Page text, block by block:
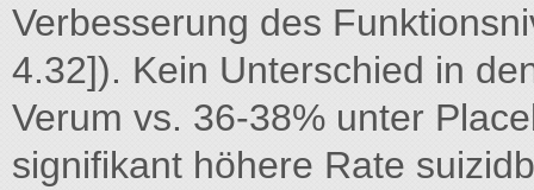
Verbesserung des
4.32]). Kein Unterschied in
Verum vs. 36-38% unter
signifikant höhere Rate